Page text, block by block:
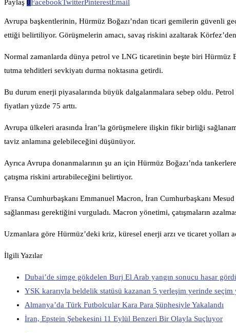
Paylaş 0FacebookTwitterPinterestEmail
Avrupa başkentlerinin, Hürmüz Boğazı’ndan ticari gemilerin güvenli
ettiği belirtiliyor. Görüşmelerin amacı, savaş riskini azaltarak Körfez’den
Normal zamanlarda dünya petrol ve LNG ticaretinin beşte biri Hürmüz
tutma tehditleri sevkiyatı durma noktasına getirdi.
Bu durum enerji piyasalarında büyük dalgalanmalara sebep oldu.
fiyatları yüzde 75 arttı.
Avrupa ülkeleri arasında İran’la görüşmelere ilişkin fikir birliği
taviz anlamına gelebileceğini düşünüyor.
Ayrıca Avrupa donanmalarının şu an için Hürmüz Boğazı’nda
çatışma riskini artırabileceğini belirtiyor.
Fransa Cumhurbaşkanı Emmanuel Macron, İran Cumhurbaşkanı
sağlanması gerektiğini vurguladı. Macron yönetimi, çatışmaların
Uzmanlara göre Hürmüz’deki kriz, küresel enerji arzı ve ticaret yolları
İlgili Yazılar
Dubai’de simge gökdelen Burj El Arab yangın sonucu hasar
YSK kararıyla beldelik statüsü kazanan 5 yerleşim yerinde seçim
Almanya’da Türk Futbolcular Kara Para Şüphesiyle Yakalandı
İran, Epstein Şebekesini 11 Eylül Benzeri Bir Olayla Suçluyor